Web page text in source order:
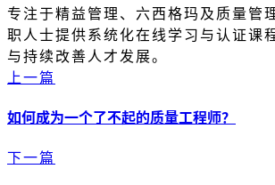
专注于精益管理、六西格玛及质量管
职人士提供系统化在线学习与认证课
与持续改善人才发展。
上一篇
如何成为一个了不起的质量工程师？
下一篇